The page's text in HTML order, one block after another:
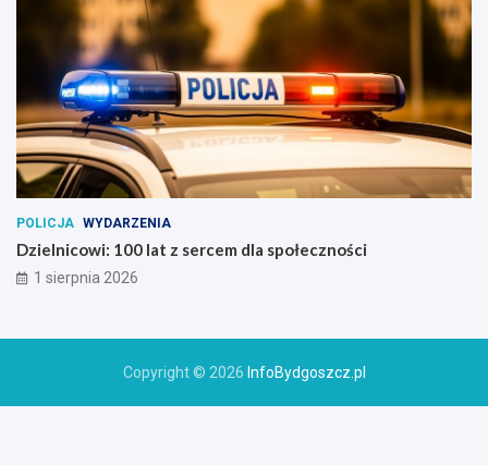
POLICJA WYDARZENIA
Dzielnicowi: 100 lat z sercem dla społeczności
1 sierpnia 2026
Copyright © 2026 InfoBydgoszcz.pl